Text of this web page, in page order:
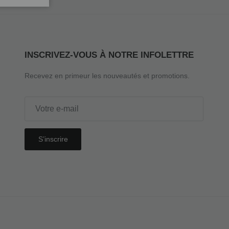
INSCRIVEZ-VOUS À NOTRE INFOLETTRE
Recevez en primeur les nouveautés et promotions.
S’inscrire